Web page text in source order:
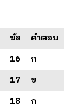
ข้อ
คำตอบ
16
ก
17
ข
18
ก